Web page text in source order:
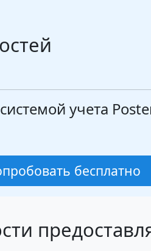
учета
бесплатно